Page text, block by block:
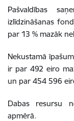
Pašvaldības
izlīdzināšanas
par 13 % mazāk
Nekustamā
ir par 492 eiro
un par 454 596
Dabas resursu
apmērā.